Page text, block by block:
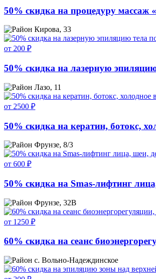
50% скидка на процедуру массаж
Кирова, 33
от 200 ₽
50% скидка на лазерную
Лазо, 11
от 2500 ₽
50% скидка на кератин, ботокс,
Фрунзе, 8/3
от 600 ₽
50% скидка на Smas-лифтинг
Фрунзе, 32В
от 1250 ₽
60% скидка на сеанс
с. Вольно-Надеждинское